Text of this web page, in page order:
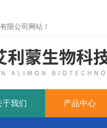
限公司网站！
于我们 产品中心